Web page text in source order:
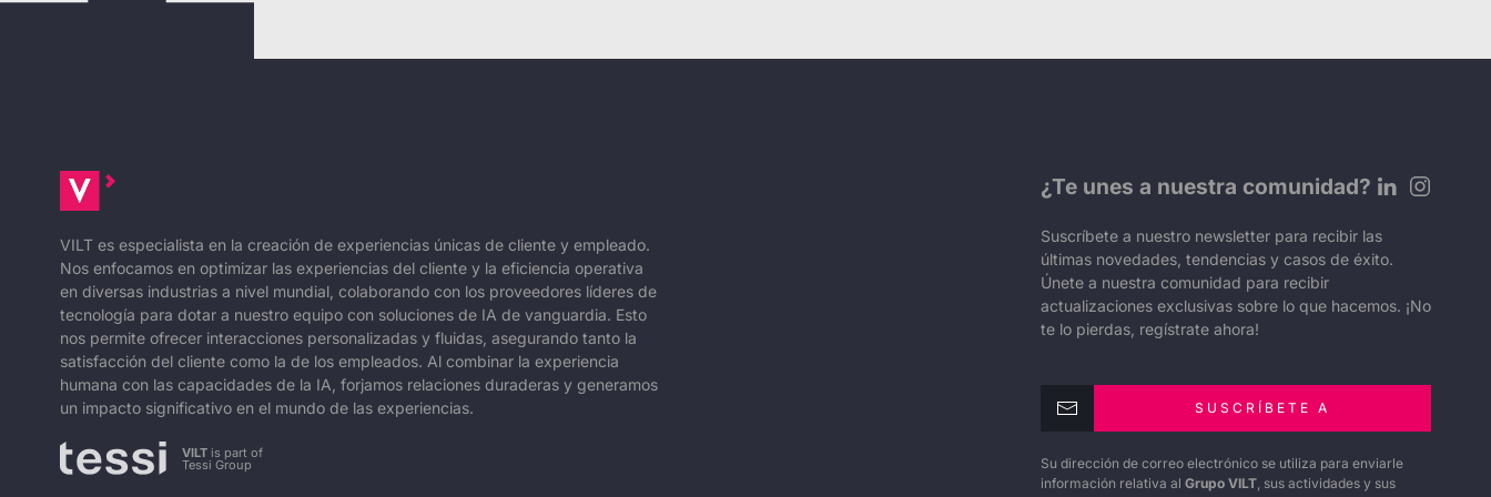
VILT es especialista en la creación de experiencias únicas de cliente y empleado.
Nos enfocamos en optimizar las experiencias del cliente y la eficiencia operativa
en diversas industrias a nivel mundial, colaborando con los proveedores líderes de
tecnología para dotar a nuestro equipo con soluciones de IA de vanguardia. Esto
nos permite ofrecer interacciones personalizadas y fluidas, asegurando tanto la
satisfacción del cliente como la de los empleados. Al combinar la experiencia
humana con las capacidades de la IA, forjamos relaciones duraderas y generamos
un impacto significativo en el mundo de las experiencias.
VILT is part of
Tessi Group
¿Te unes a nuestra comunidad?
Suscríbete a nuestro newsletter para recibir las
últimas novedades, tendencias y casos de éxito.
Únete a nuestra comunidad para recibir
actualizaciones exclusivas sobre lo que hacemos. ¡No
te lo pierdas, regístrate ahora!
SUSCRÍBETE A
Su dirección de correo electrónico se utiliza para enviarle
información relativa al Grupo VILT, sus actividades y sus